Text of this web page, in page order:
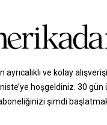
ayrıcalıklı ve kolay
hoşgeldiniz. 30 gün
şimdi